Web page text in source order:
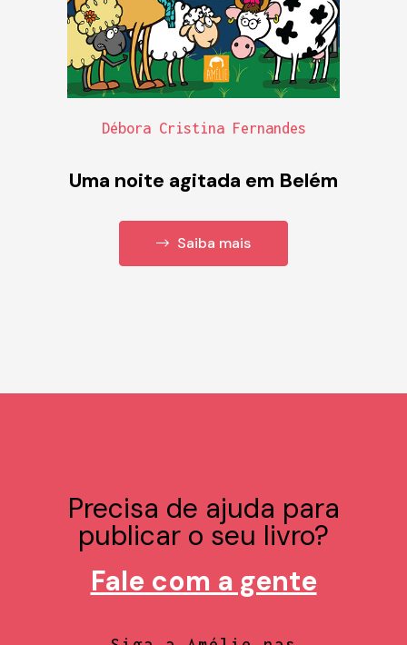
Débora Cristina Fernandes
Uma noite agitada em Belém
Saiba mais
Precisa de ajuda para
publicar o seu livro?
Fale com a gente